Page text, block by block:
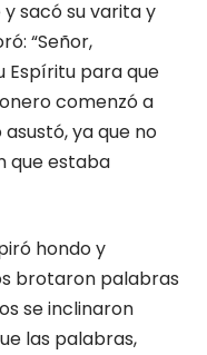
sacó su varita y
“Señor,
Espíritu para que
comenzó a
ya que no
que estaba
hondo y
brotaron palabras
se inclinaron
las palabras,